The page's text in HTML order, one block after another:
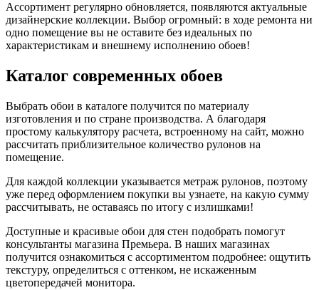
Ассортимент регулярно обновляется, появляются актуальные
дизайнерские коллекции. Выбор огромный: в ходе ремонта ни
одно помещение вы не оставите без идеальных по
характеристикам и внешнему исполнению обоев!
Каталог современных обоев
Выбрать обои в каталоге получится по материалу
изготовления и по стране производства. А благодаря
простому калькулятору расчета, встроенному на сайт, можно
рассчитать приблизительное количество рулонов на
помещение.
Для каждой коллекции указывается метраж рулонов, поэтому
уже перед оформлением покупки вы узнаете, на какую сумму
рассчитывать, не оставаясь по итогу с излишками!
Доступные и красивые обои для стен подобрать помогут
консультанты магазина Премьера. В наших магазинах
получится ознакомиться с ассортиментом подробнее: ощутить
текстуру, определиться с оттенком, не искаженным
цветопередачей монитора.